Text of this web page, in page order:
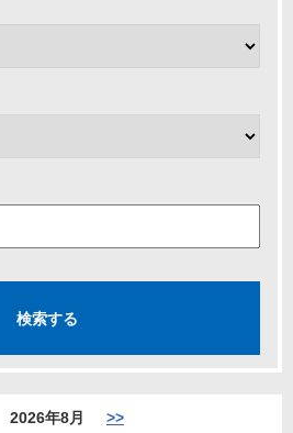
2026年8月 >>